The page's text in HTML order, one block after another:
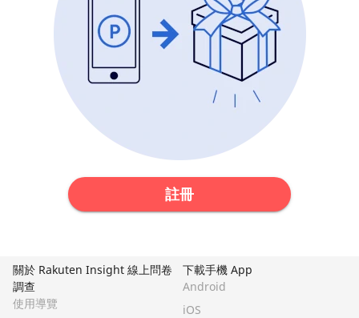
註冊
關於 Rakuten Insight 線上問卷
調查
使用導覽
下載手機 App
Android
iOS